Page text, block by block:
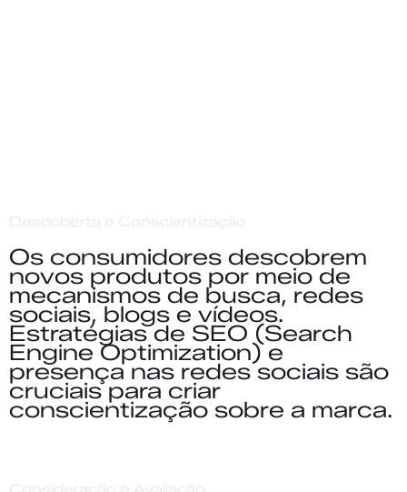
Os consumidores descobrem
novos produtos por meio de
mecanismos de busca, redes
sociais, blogs e vídeos.
Estratégias de SEO (Search
Engine Optimization) e
presença nas redes sociais são
cruciais para criar
conscientização sobre a marca.